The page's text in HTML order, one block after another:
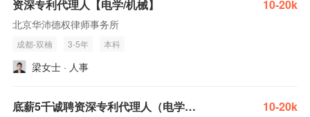
资深专利代理人【电学/机械】 10-20k
北京华沛德权律师事务所
成都-双楠 3-5年 本科
梁女士 · 人事
底薪5千诚聘资深专利代理人（电学撰写工程师） 10-20k